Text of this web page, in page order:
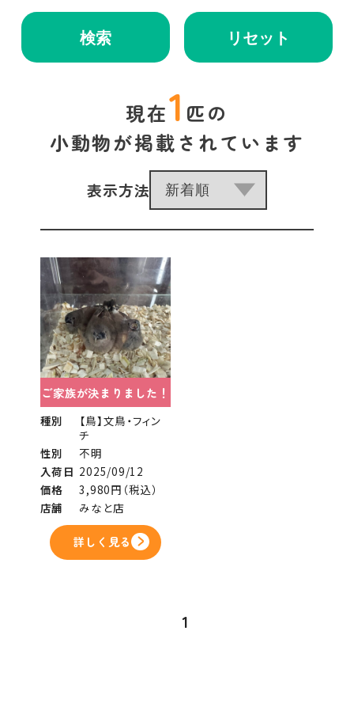
検索 リセット
現在1 匹の
小動物が掲載されています
表示方法
ご家族が決まりました！
種別
【鳥】文鳥・フィン
チ
性別
不明
入荷日 2025/09/12
価格
3,980円（税込）
店舗
みなと店
詳しく見る
1